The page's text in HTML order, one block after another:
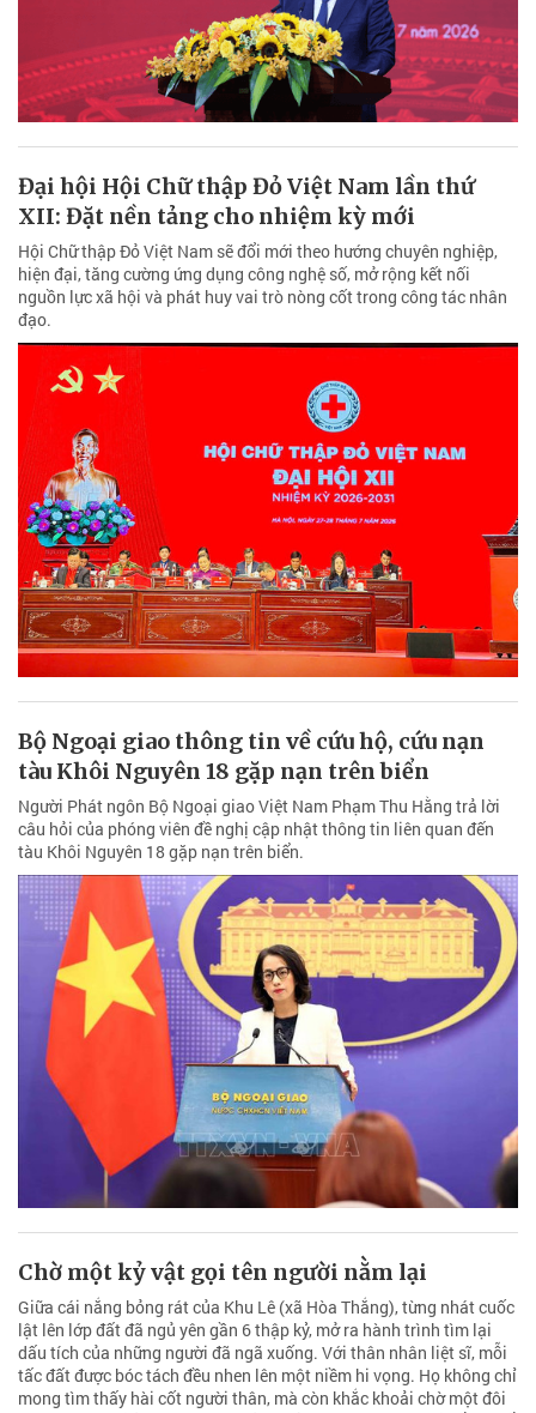
Đại hội Hội Chữ thập Đỏ Việt Nam lần thứ
XII: Đặt nền tảng cho nhiệm kỳ mới
Hội Chữ thập Đỏ Việt Nam sẽ đổi mới theo hướng chuyên nghiệp,
hiện đại, tăng cường ứng dụng công nghệ số, mở rộng kết nối
nguồn lực xã hội và phát huy vai trò nòng cốt trong công tác nhân
đạo.
Bộ Ngoại giao thông tin về cứu hộ, cứu nạn
tàu Khôi Nguyên 18 gặp nạn trên biển
Người Phát ngôn Bộ Ngoại giao Việt Nam Phạm Thu Hằng trả lời
câu hỏi của phóng viên đề nghị cập nhật thông tin liên quan đến
tàu Khôi Nguyên 18 gặp nạn trên biển.
Chờ một kỷ vật gọi tên người nằm lại
Giữa cái nắng bỏng rát của Khu Lê (xã Hòa Thắng), từng nhát cuốc
lật lên lớp đất đã ngủ yên gần 6 thập kỷ, mở ra hành trình tìm lại
dấu tích của những người đã ngã xuống. Với thân nhân liệt sĩ, mỗi
tấc đất được bóc tách đều nhen lên một niềm hi vọng. Họ không chỉ
mong tìm thấy hài cốt người thân, mà còn khắc khoải chờ một đôi